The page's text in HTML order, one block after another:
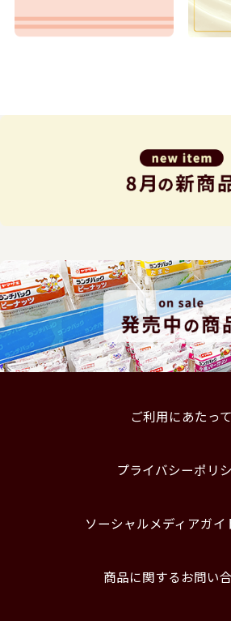
ご利用にあたって
プライバシーポリ
ソーシャルメディアガイ
商品に関するお問い